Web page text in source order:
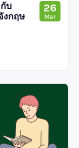
บ
งกฤษ
26
Mar